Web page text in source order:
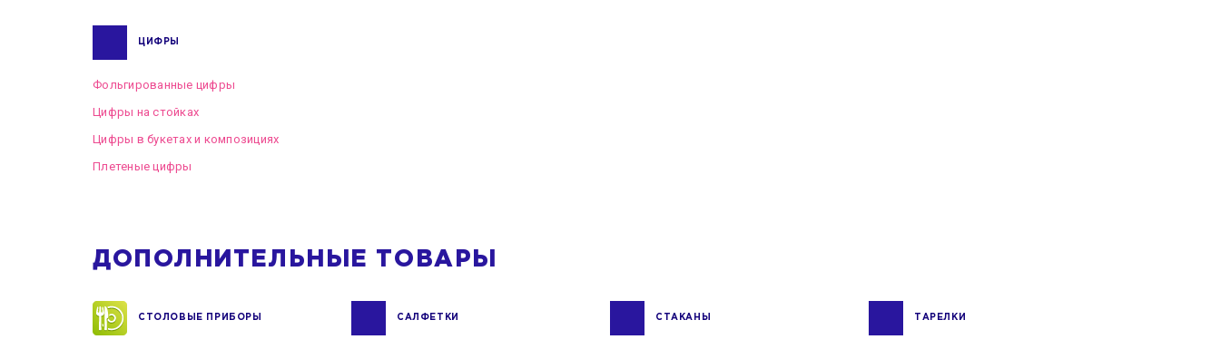
ЦИФРЫ
Фольгированные цифры
Цифры на стойках
Цифры в букетах и композициях
Плетеные цифры
ДОПОЛНИТЕЛЬНЫЕ ТОВАРЫ
СТОЛОВЫЕ ПРИБОРЫ САЛФЕТКИ СТАКАНЫ ТАРЕЛКИ